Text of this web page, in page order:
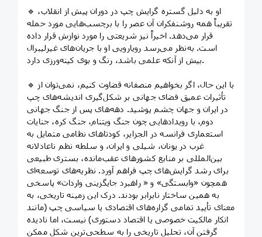
🔹 او به دلیل گستره گرایش‌ چپ در دوران پیش از انقلاب،
تقریباً همه روشنفکران آن عصر را با برچسب‌هایی مورد حمله
قرار می‌دهد. اخیراً نیز شریعتی را مورد نوازش قرار داده
است. به‌نظر می‌رسد رویارویی او با جریان‌های غیرلیبرال
بیش از آنکه علمی باشد، رنگ و بوی کینه‌ورزی دارد.
🔹 با این حال، اگر بخواهیم منصفانه قضاوت کنیم، نمی‌توان از
تأثیرات عمیق فضای جهانی بر شکل‌گیری اندیشه‌های چپ
در ایران و جهان چشم پوشید. دهه‌های پس از جنگ جهانی
دوم، با رویدادهایی چون جنگ ویتنام، جنگ كره، جنایات
استعماری فرانسه در الجزایر، کودتاهای نظامی متمايل به
غرب در یونان، شیلی و ایران، و سلطه نظم ناعادلانه
بین‌المللی بر منابع کشورهای عقب‌مانده، بستری طبیعی
برای رشد گرایش‌های چپ فراهم آورد. نظریه‌های توسعه‌ای
همچون «وابستگی» و « راهبرد جایگزینی واردات» پاسخی
به همین ساختار نابرابر بودند. درک این زمینه تاریخی، به
معنای تأیید تمامی گزاره‌های اقتصادی یا سیاسی چپ (مانند
انکار مالکیت خصوصی یا اقتصاد دستوری) نیست، اما نادیده
گرفتن آن، تحلیل تاریخی را به سطحی‌ترین شکل ممکن